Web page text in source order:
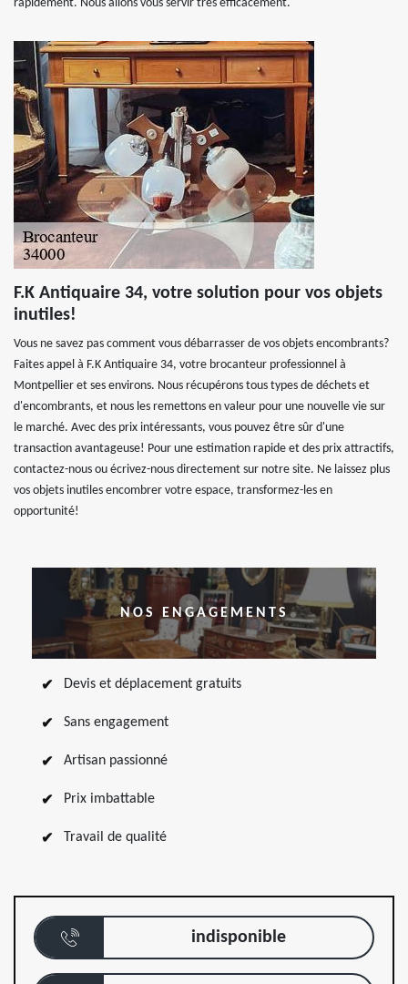
rapidement. Nous allons vous servir très efficacement.
F.K Antiquaire 34, votre solution pour vos objets
inutiles!
Vous ne savez pas comment vous débarrasser de vos objets encombrants?
Faites appel à F.K Antiquaire 34, votre brocanteur professionnel à
Montpellier et ses environs. Nous récupérons tous types de déchets et
d'encombrants, et nous les remettons en valeur pour une nouvelle vie sur
le marché. Avec des prix intéressants, vous pouvez être sûr d'une
transaction avantageuse! Pour une estimation rapide et des prix attractifs,
contactez-nous ou écrivez-nous directement sur notre site. Ne laissez plus
vos objets inutiles encombrer votre espace, transformez-les en
opportunité!
NOS ENGAGEMENTS
Devis et déplacement gratuits
Sans engagement
Artisan passionné
Prix imbattable
Travail de qualité
indisponible